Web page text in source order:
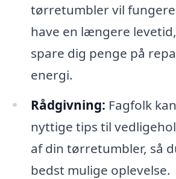
tørretumbler vil
have en længere
spare dig penge på
energi.
Rådgivning: Fagfolk
nyttige tips til
af din tørretumbler, så
bedst mulige oplevelse.